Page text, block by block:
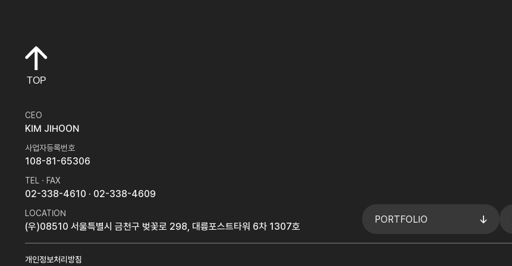
TOP
CEO
KIM JIHOON
사업자등록번호
108-81-65306
TEL · FAX
02-338-4610 · 02-338-4609
LOCATION
(우)08510 서울특별시 금천구 벚꽃로 298, 대륭포스트타워 6차 1307호
PORTFOLIO
개인정보처리방침